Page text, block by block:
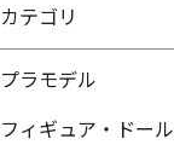
カテゴリ
プラモデル
フィギュア・ドール